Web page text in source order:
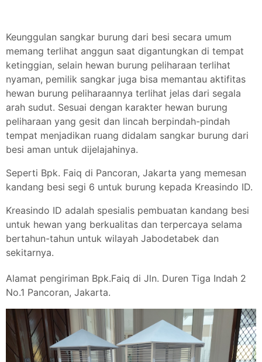
Keunggulan sangkar burung dari besi secara umum
memang terlihat anggun saat digantungkan di tempat
ketinggian, selain hewan burung peliharaan terlihat
nyaman, pemilik sangkar juga bisa memantau aktifitas
hewan burung peliharaannya terlihat jelas dari segala
arah sudut. Sesuai dengan karakter hewan burung
peliharaan yang gesit dan lincah berpindah-pindah
tempat menjadikan ruang didalam sangkar burung dari
besi aman untuk dijelajahinya.
Seperti Bpk. Faiq di Pancoran, Jakarta yang memesan
kandang besi segi 6 untuk burung kepada Kreasindo ID.
Kreasindo ID adalah spesialis pembuatan kandang besi
untuk hewan yang berkualitas dan terpercaya selama
bertahun-tahun untuk wilayah Jabodetabek dan
sekitarnya.
Alamat pengiriman Bpk.Faiq di Jln. Duren Tiga Indah 2
No.1 Pancoran, Jakarta.